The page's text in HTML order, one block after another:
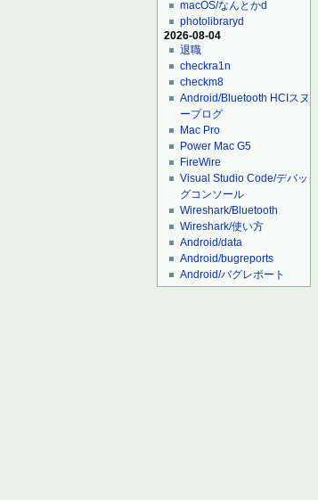
macOS/なんとかd
photolibraryd
2026-08-04
退職
checkra1n
checkm8
Android/Bluetooth HCIスヌ
ープログ
Mac Pro
Power Mac G5
FireWire
Visual Studio Code/デバッ
グコンソール
Wireshark/Bluetooth
Wireshark/使い方
Android/data
Android/bugreports
Android/バグレポート